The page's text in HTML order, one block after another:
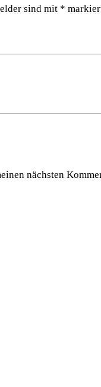
sind mit *
nächsten